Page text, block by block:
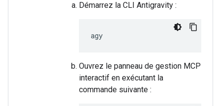
Démarrez la CLI Antigravity :
Ouvrez le panneau de gestion MCP
interactif en exécutant la
commande suivante :